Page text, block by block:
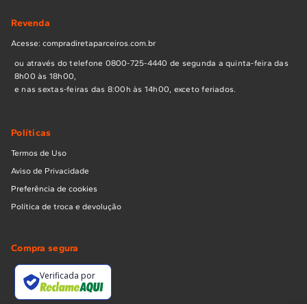
Revenda
Acesse: compradiretaparceiros.com.br
ou através do telefone 0800-725-4440 de segunda a quinta-feira das
8h00 às 18h00,
e nas sextas-feiras das 8:00h às 14h00, exceto feriados.
Políticas
Termos de Uso
Aviso de Privacidade
Preferência de cookies
Política de troca e devolução
Compra segura
Verificada por